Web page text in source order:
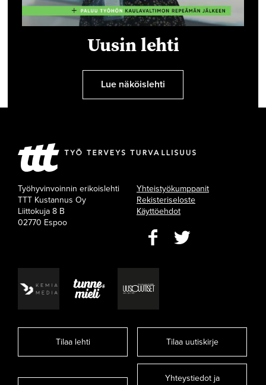
Uusin lehti
Lue näköislehti
Työhyvinvoinnin erikoislehti
TTT Kustannus Oy
Liittokuja 8 B
02770 Espoo
Yhteistyökumppanit
Rekisteriseloste
Käyttöehdot
Tilaa lehti Tilaa uutiskirje
Yhteystiedot ja